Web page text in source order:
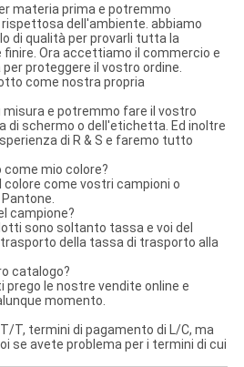
materia prima e potremmo
dell'ambiente. abbiamo
di qualità per provarli tutta la
finire. Ora accettiamo il commercio e
proteggere il vostro ordine.
come nostra propria
e potremmo fare il vostro
di schermo o dell'etichetta. Ed inoltre
di R & S e faremo tutto
mio colore?
come vostri campioni o
campione?
sono soltanto tassa e voi del
della tassa di trasporto alla
catalogo?
le nostre vendite online e
momento.
T, termini di pagamento di L/C, ma
se avete problema per i termini di cui